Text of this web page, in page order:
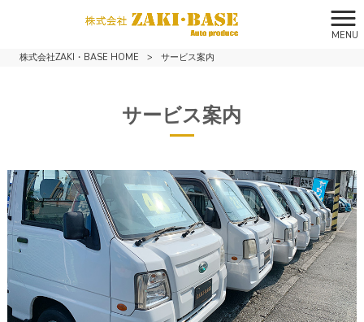
MENU
株式会社ZAKI・BASE HOME
> サービス案内
サービス案内